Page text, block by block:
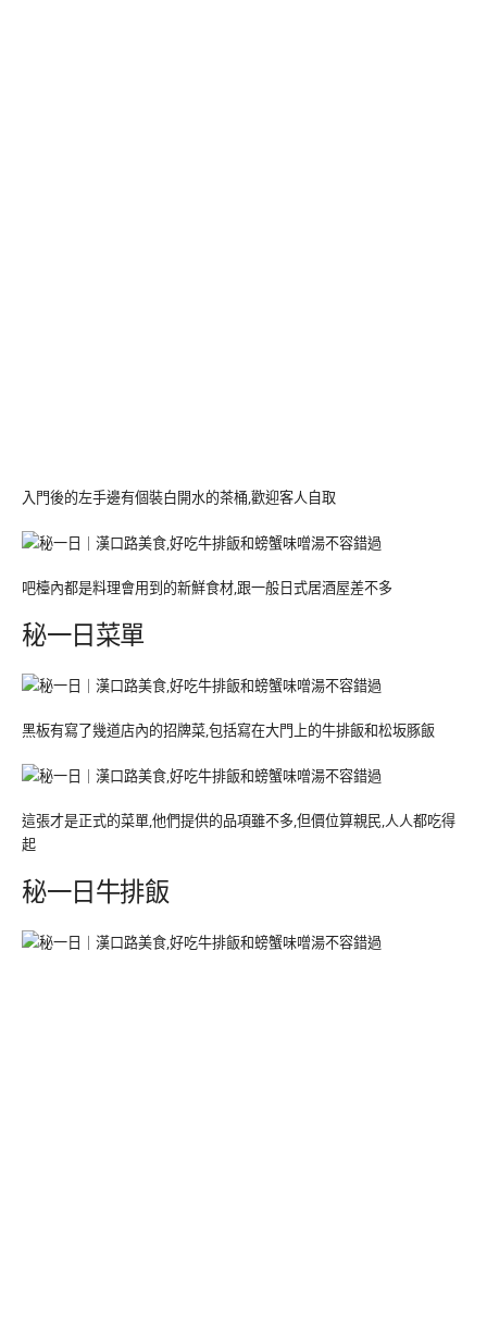
入門後的左手邊有個裝白開水的茶桶,歡迎客人自取
吧檯內都是料理會用到的新鮮食材,跟一般日式居酒屋差不多
秘一日菜單
黑板有寫了幾道店內的招牌菜,包括寫在大門上的牛排飯和松坂豚飯
這張才是正式的菜單,他們提供的品項雖不多,但價位算親民,人人都吃得
起
秘一日牛排飯